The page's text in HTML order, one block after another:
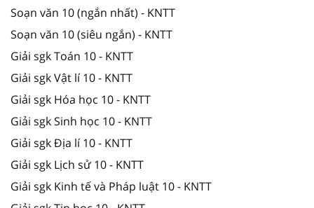
Soạn văn 10 (ngắn nhất) - KNTT
Soạn văn 10 (siêu ngắn) - KNTT
Giải sgk Toán 10 - KNTT
Giải sgk Vật lí 10 - KNTT
Giải sgk Hóa học 10 - KNTT
Giải sgk Sinh học 10 - KNTT
Giải sgk Địa lí 10 - KNTT
Giải sgk Lịch sử 10 - KNTT
Giải sgk Kinh tế và Pháp luật 10 - KNTT